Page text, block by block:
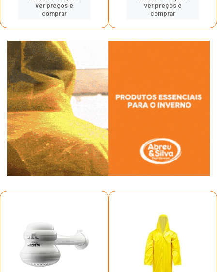
ver preços e
comprar
ver preços e
comprar